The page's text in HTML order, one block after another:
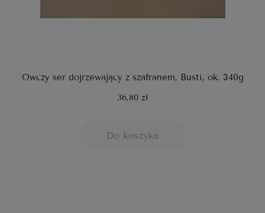
Owczy ser dojrzewający z szafranem, Busti, ok. 340g
36,80 zł
Do koszyka